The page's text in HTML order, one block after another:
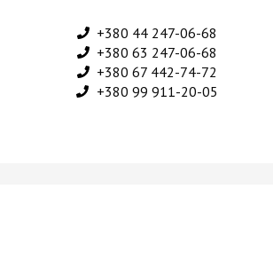
+380 44 247-06-68
+380 63 247-06-68
+380 67 442-74-72
+380 99 911-20-05